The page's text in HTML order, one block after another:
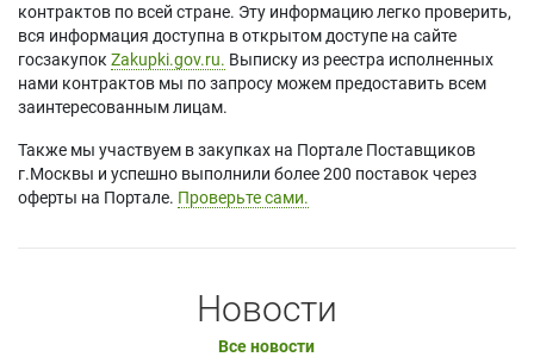
контрактов по всей стране. Эту информацию легко проверить,
вся информация доступна в открытом доступе на сайте
госзакупок Zakupki.gov.ru. Выписку из реестра исполненных
нами контрактов мы по запросу можем предоставить всем
заинтересованным лицам.
Также мы участвуем в закупках на Портале Поставщиков
г.Москвы и успешно выполнили более 200 поставок через
оферты на Портале. Проверьте сами.
Новости
Все новости